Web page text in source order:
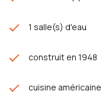
1 salle(s) d'eau
construit en 1948
cuisine